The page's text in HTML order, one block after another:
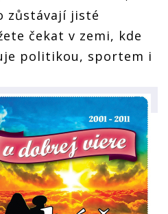
zůstávají jisté
čekat v zemi, kde
politikou, sportem i